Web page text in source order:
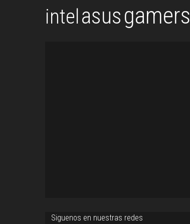
intelasusgamers
Siguenos en nuestras redes